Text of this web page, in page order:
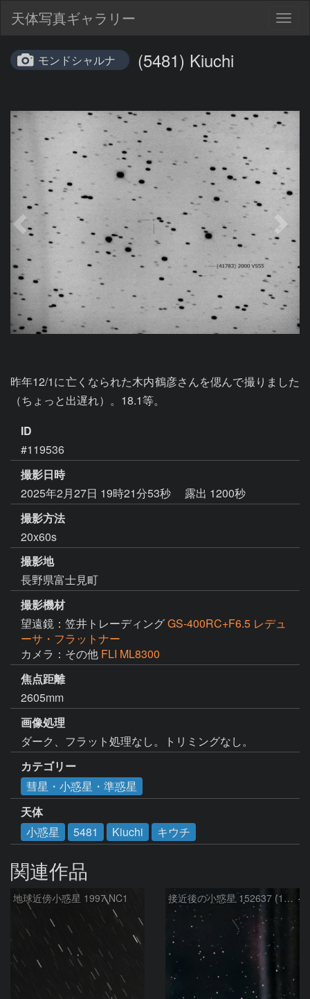
天体写真ギャラリー
モンドシャルナ (5481) Kiuchi
昨年12/1に亡くなられた木内鶴彦さんを偲んで撮りました
（ちょっと出遅れ）。18.1等。
ID
#119536
撮影日時
2025年2月27日 19時21分53秒
露出 1200秒
撮影方法
20x60s
撮影地
長野県富士見町
撮影機材
望遠鏡：笠井トレーディングGS-400RC+F6.5 レデュ
ーサ・フラットナー
カメラ：その他 FLI ML8300
焦点距離
2605mm
画像処理
ダーク、フラット処理なし。トリミングなし。
カテゴリー
彗星・小惑星・準惑星
天体
小惑星
5481 Kiuchi キウチ
関連作品
地球近傍小惑星 1997 NC1 接近後の小惑星 152637 (1997NC1)